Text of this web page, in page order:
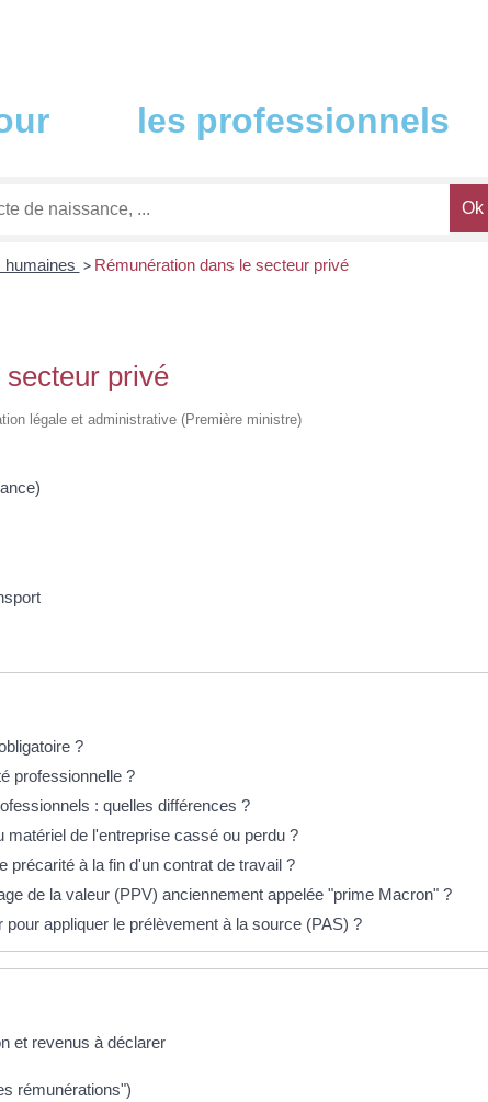
les professionnels
humaines > Rémunération dans le secteur privé
privé
légale et administrative (Première ministre)
?
professionnelle ?
: quelles différences ?
matériel de l'entreprise cassé ou perdu ?
précarité à la fin d'un contrat de travail ?
de la valeur (PPV) anciennement appelée "prime Macron" ?
appliquer le prélèvement à la source (PAS) ?
et revenus à déclarer
rémunérations")